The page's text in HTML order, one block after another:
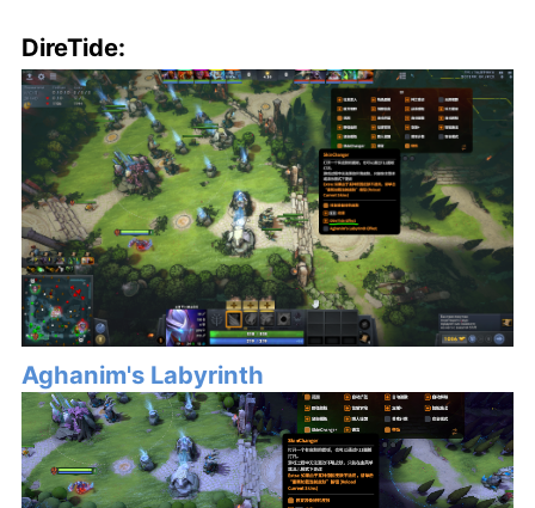
CommunicationFeedback DarkRoom
全更新 7.41 / Completely updated
DireTide:
Aghanim's Labyrinth